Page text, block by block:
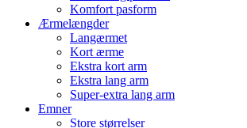
Komfort pasform
Ærmelængder
Langærmet
Kort ærme
Ekstra kort arm
Ekstra lang arm
Super-extra lang arm
Emner
Store størrelser